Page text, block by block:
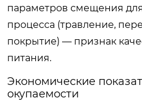
параметров смещения
процесса (травление,
покрытие) — признак
питания.
Экономические
окупаемости